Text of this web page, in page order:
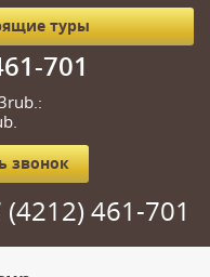
туры
701
звонок
(4212) 461-701